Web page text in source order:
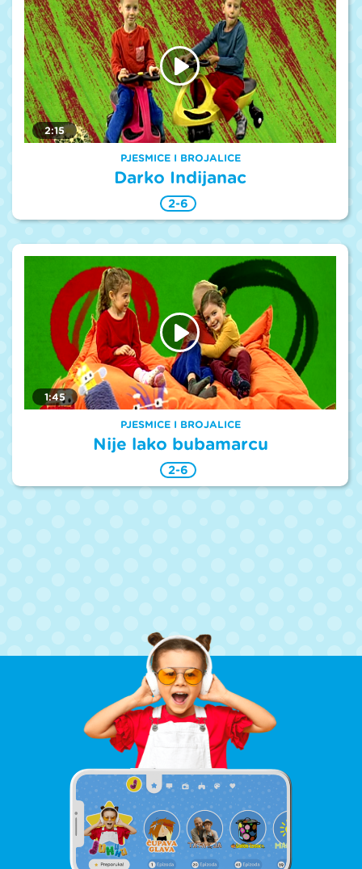
2:15
PJESMICE I BROJALICE
Darko Indijanac
2-6
1:45
PJESMICE I BROJALICE
Nije lako bubamarcu
2-6